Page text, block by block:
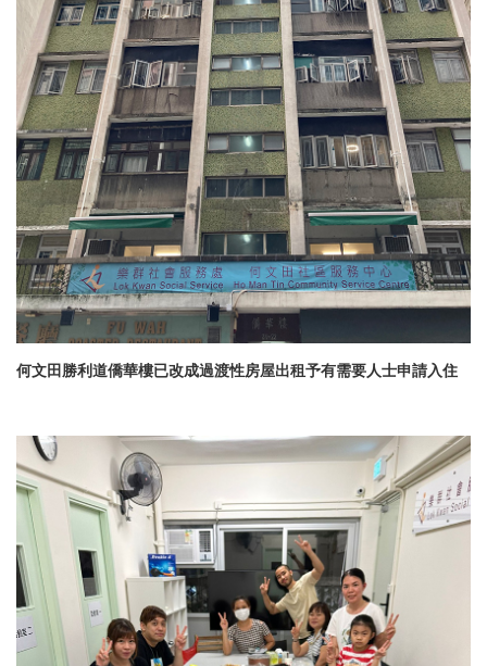
何文田勝利道僑華樓已改成過渡性房屋出租予有需要人士申請入住